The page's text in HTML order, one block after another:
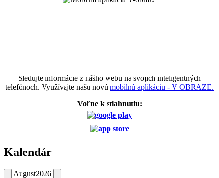
Sledujte informácie z nášho webu na svojich inteligentných
telefónoch. Využívajte našu novú mobilnú aplikáciu - V OBRAZE.
Voľne k stiahnutiu:
Kalendár
August2026